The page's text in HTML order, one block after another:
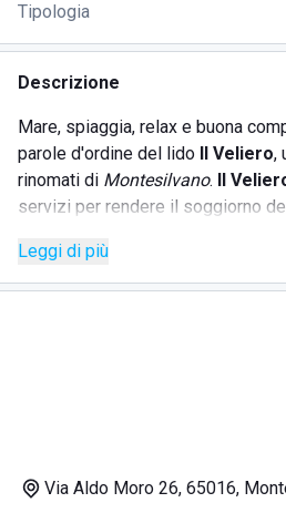
Tipologia
Descrizione
Mare, spiaggia, relax e buona
parole d'ordine del lido Il Veliero,
rinomati di Montesilvano. Il
servizi per rendere il soggiorno
bar sulla spiaggia
base di pesce fresco a prezzi
Leggi di più
Via Aldo Moro 26, 65016,